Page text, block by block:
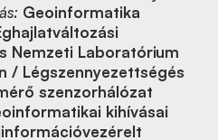
Geoinformatika
Nemzeti Laboratórium
/ Légszennyezettségés
szenzorhálózat
kihívásai